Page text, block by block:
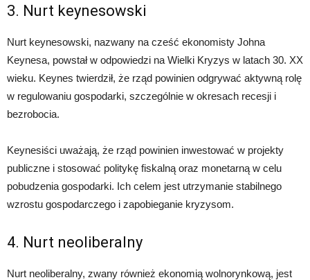
3. Nurt keynesowski
Nurt keynesowski, nazwany na cześć ekonomisty Johna
Keynesa, powstał w odpowiedzi na Wielki Kryzys w latach 30. XX
wieku. Keynes twierdził, że rząd powinien odgrywać aktywną rolę
w regulowaniu gospodarki, szczególnie w okresach recesji i
bezrobocia.
Keynesiści uważają, że rząd powinien inwestować w projekty
publiczne i stosować politykę fiskalną oraz monetarną w celu
pobudzenia gospodarki. Ich celem jest utrzymanie stabilnego
wzrostu gospodarczego i zapobieganie kryzysom.
4. Nurt neoliberalny
Nurt neoliberalny, zwany również ekonomią wolnorynkową, jest